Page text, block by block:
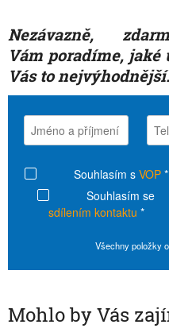
Nezávazně,
Vám poradíme,
Vás to nejvýhodnější.
Souhlasím s VOP*
Souhlasím se
sdílením kontaktu *
Všechny položky
Mohlo by Vás